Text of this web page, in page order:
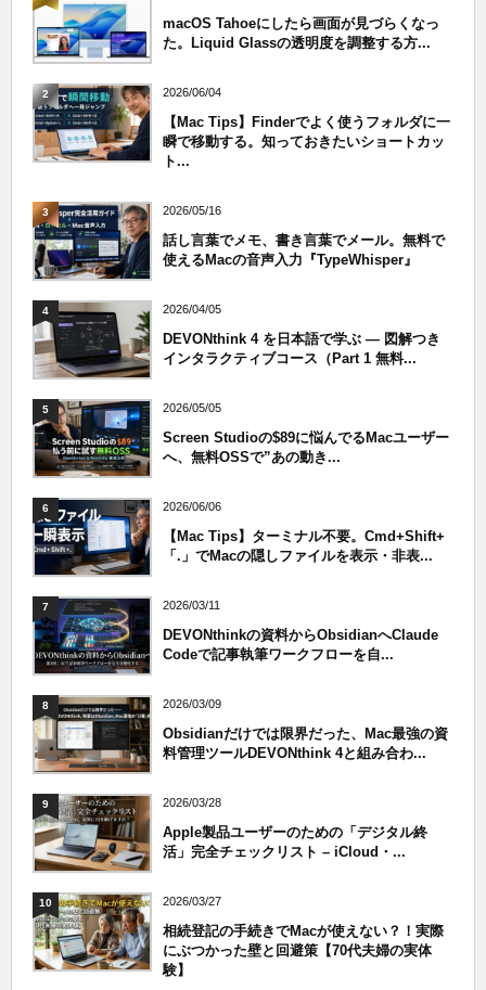
macOS Tahoeにしたら画面が見づらくなっ
た。Liquid Glassの透明度を調整する方...
2 2026/06/04
【Mac Tips】Finderでよく使うフォルダに一
瞬で移動する。知っておきたいショートカッ
ト...
3 2026/05/16
話し言葉でメモ、書き言葉でメール。無料で
使えるMacの音声入力『TypeWhisper』
4 2026/04/05
DEVONthink 4 を日本語で学ぶ — 図解つき
インタラクティブコース（Part 1 無料...
5 2026/05/05
Screen Studioの$89に悩んでるMacユーザー
へ、無料OSSで”あの動き...
6 2026/06/06
【Mac Tips】ターミナル不要。Cmd+Shift+
「.」でMacの隠しファイルを表示・非表...
7 2026/03/11
DEVONthinkの資料からObsidianへClaude
Codeで記事執筆ワークフローを自...
8 2026/03/09
Obsidianだけでは限界だった、Mac最強の資
料管理ツールDEVONthink 4と組み合わ...
9 2026/03/28
Apple製品ユーザーのための「デジタル終
活」完全チェックリスト – iCloud・...
10 2026/03/27
相続登記の手続きでMacが使えない？！実際
にぶつかった壁と回避策【70代夫婦の実体
験】